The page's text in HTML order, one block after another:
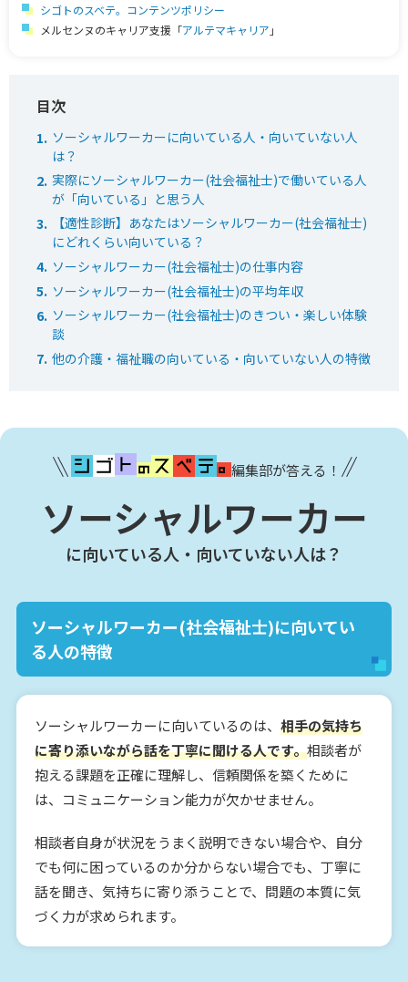
シゴトのスベテ。コンテンツポリシー
メルセンヌのキャリア支援「アルテマキャリア 」
ソーシャルワーカーに向いている人・向いていない人
は？
実際にソーシャルワーカー(社会福祉士)で働いている人
が「向いている」と思う人
【適性診断】あなたはソーシャルワーカー(社会福祉士)
にどれくらい向いている？
ソーシャルワーカー(社会福祉士)の仕事内容
ソーシャルワーカー(社会福祉士)の平均年収
ソーシャルワーカー(社会福祉士)のきつい・楽しい体験
談
他の介護・福祉職の向いている・向いていない人の特徴
編集部が答える！
ソーシャルワーカー
に向いている人・向いていない人は？
ソーシャルワーカー(社会福祉士)に向いてい
る人の特徴
ソーシャルワーカーに向いているのは、 相手の気持ち
に寄り添いながら話を丁寧に聞ける人です。相談者が
抱える課題を正確に理解し、信頼関係を築くために
は、コミュニケーション能力が欠かせません。
相談者自身が状況をうまく説明できない場合や、自分
でも何に困っているのか分からない場合でも、丁寧に
話を聞き、気持ちに寄り添うことで、問題の本質に気
づく力が求められます。